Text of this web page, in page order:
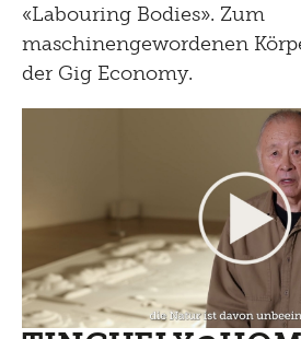
«Labouring Bodies». Zum
maschinengewordenen
der Gig Economy.